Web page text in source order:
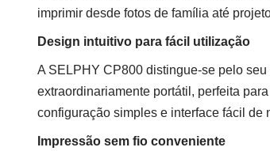
imprimir desde fotos de família até
Design intuitivo para fácil utilização
A SELPHY CP800 distingue-se pelo
extraordinariamente portátil, perfeita
configuração simples e interface fácil de
Impressão sem fio conveniente